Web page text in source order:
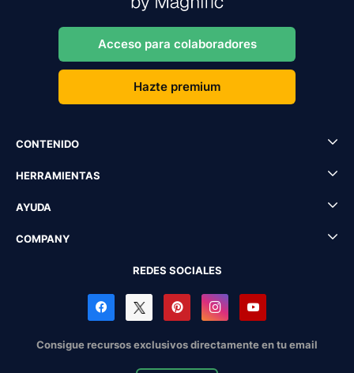
Acceso para colaboradores
Hazte premium
CONTENIDO
HERRAMIENTAS
AYUDA
COMPANY
REDES SOCIALES
Consigue recursos exclusivos directamente en tu email